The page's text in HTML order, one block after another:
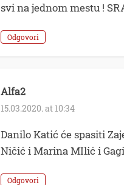
svi na jednom mestu !
Odgovori
Alfa2
15.03.2020. at 10:34
Danilo Katić će spasiti
Ničić i Marina MIlić i
Odgovori